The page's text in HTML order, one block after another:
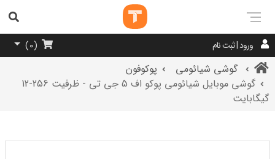
ورود | ثبت نام (
0
)
گوشی شیائومی
پوکوفون
گوشی موبایل شیائومی پوکو اف 5 جی تی - ظرفیت 256-12
گیگابایت